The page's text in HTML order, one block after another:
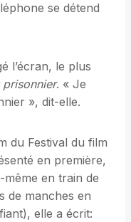
se détend
l’écran, le plus
. « Je
», dit-elle.
du Festival du film
en première,
même en train de
de manches en
elle a écrit: